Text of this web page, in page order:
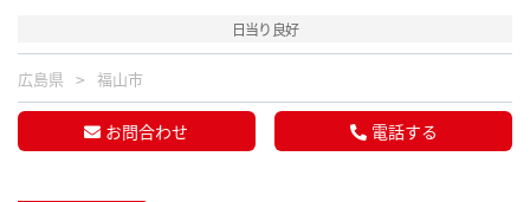
日当り良好
広島県 福山市
お問合わせ 電話する